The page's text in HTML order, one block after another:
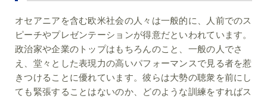
オセアニアを含む欧米社会の人々は一般的に、人前でのス
ピーチやプレゼンテーションが得意だといわれています。
政治家や企業のトップはもちろんのこと、一般の人でさ
え、堂々とした表現力の高いパフォーマンスで見る者を惹
きつけることに優れています。彼らは大勢の聴衆を前にし
ても緊張することはないのか、どのような訓練をすればス